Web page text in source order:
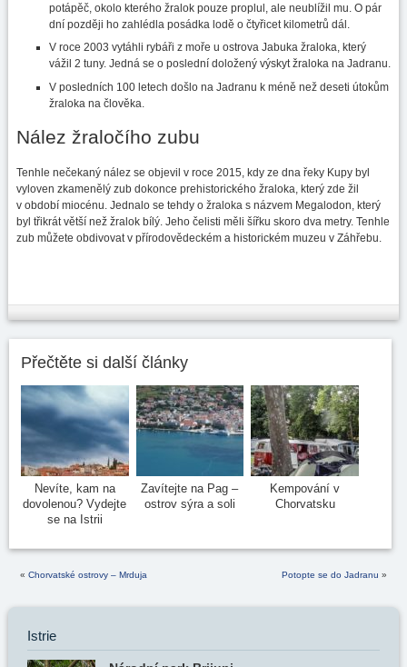
potápěč, okolo kterého žralok pouze proplul, ale neublížil mu. O pár
dní později ho zahlédla posádka lodě o čtyřicet kilometrů dál.
V roce 2003 vytáhli rybáři z moře u ostrova Jabuka žraloka, který
vážil 2 tuny. Jedná se o poslední doložený výskyt žraloka na Jadranu.
V posledních 100 letech došlo na Jadranu k méně než deseti útokům
žraloka na člověka.
Nález žraločího zubu
Tenhle nečekaný nález se objevil v roce 2015, kdy ze dna řeky Kupy byl
vyloven zkamenělý zub dokonce prehistorického žraloka, který zde žil
v období miocénu. Jednalo se tehdy o žraloka s názvem Megalodon, který
byl třikrát větší než žralok bílý. Jeho čelisti měli šířku skoro dva metry. Tenhle
zub můžete obdivovat v přírodovědeckém a historickém muzeu v Záhřebu.
Přečtěte si další články
Nevíte, kam na
dovolenou? Vydejte
se na Istrii
Zavítejte na Pag –
ostrov sýra a soli
Kempování v
Chorvatsku
« Chorvatské ostrovy – Mrduja Potopte se do Jadranu »
Istrie